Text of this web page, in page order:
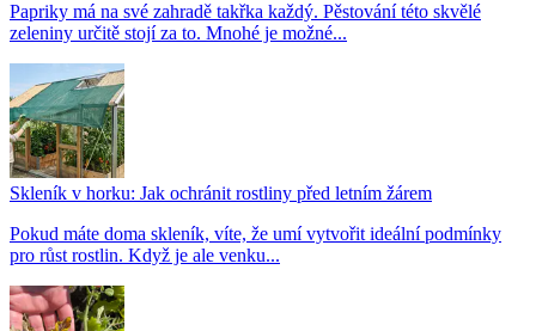
Papriky má na své zahradě takřka každý. Pěstování této skvělé
zeleniny určitě stojí za to. Mnohé je možné...
Skleník v horku: Jak ochránit rostliny před letním žárem
Pokud máte doma skleník, víte, že umí vytvořit ideální podmínky
pro růst rostlin. Když je ale venku...